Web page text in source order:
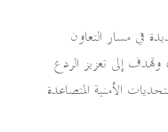
في مسار التعاون
إلى تعزيز الردع
الأمنية المتصاعدة